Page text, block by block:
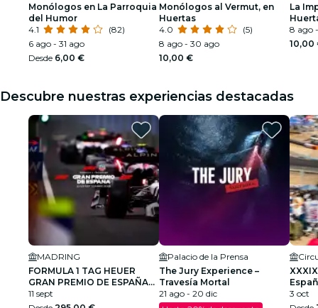
Monólogos en La Parroquia
del Humor
4.1
(82)
6 ago - 31 ago
Desde 6,00 €
Monólogos al Vermut, en
Huertas
4.0
(5)
8 ago - 30 ago
10,00 €
La
8 ago
10,00
Descubre nuestras experiencias destacadas
MADRING
FORMULA 1 TAG HEUER
GRAN PREMIO DE ESPAÑA
2026
11 sept
Palacio de la Prensa
The Jury Experience –
Travesía Mortal
21 ago - 20 dic
3 oct